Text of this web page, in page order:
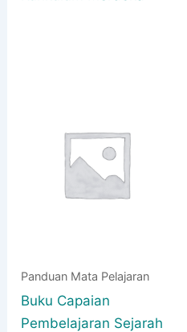
Panduan Mata Pelajaran
Buku Capaian
Pembelajaran Sejarah